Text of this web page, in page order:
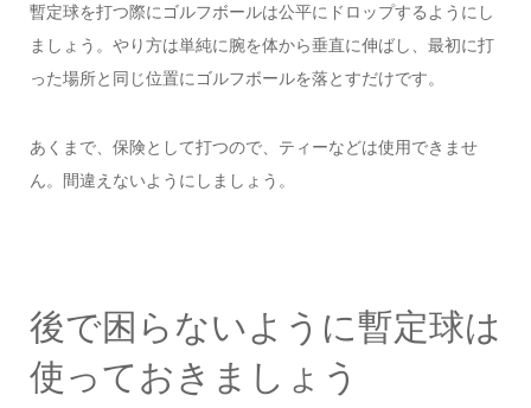
暫定球を打つ際にゴルフボールは公平にドロップするようにし
ましょう。やり方は単純に腕を体から垂直に伸ばし、最初に打
った場所と同じ位置にゴルフボールを落とすだけです。
あくまで、保険として打つので、ティーなどは使用できませ
ん。間違えないようにしましょう。
後で困らないように暫定球は
使っておきましょう